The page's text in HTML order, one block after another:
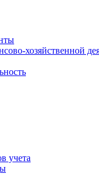
хозяйственной
учета